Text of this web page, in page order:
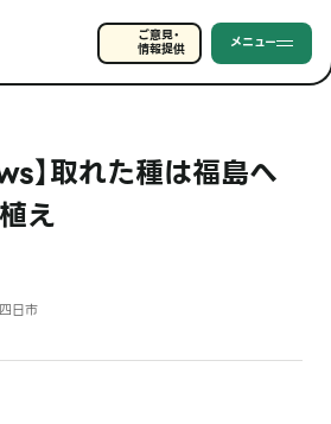
ご意見・
情報提供 メニュー
】取れた種は福島へ
え
日市